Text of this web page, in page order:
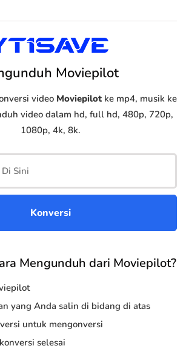
Moviepilot
video Moviepilotke mp4, musik ke
video dalam hd, full hd, 480p, 720p,
1080p, 4k, 8k.
Mengunduh dari Moviepilot?
yang Anda salin di bidang di atas
untuk mengonversi
selesai